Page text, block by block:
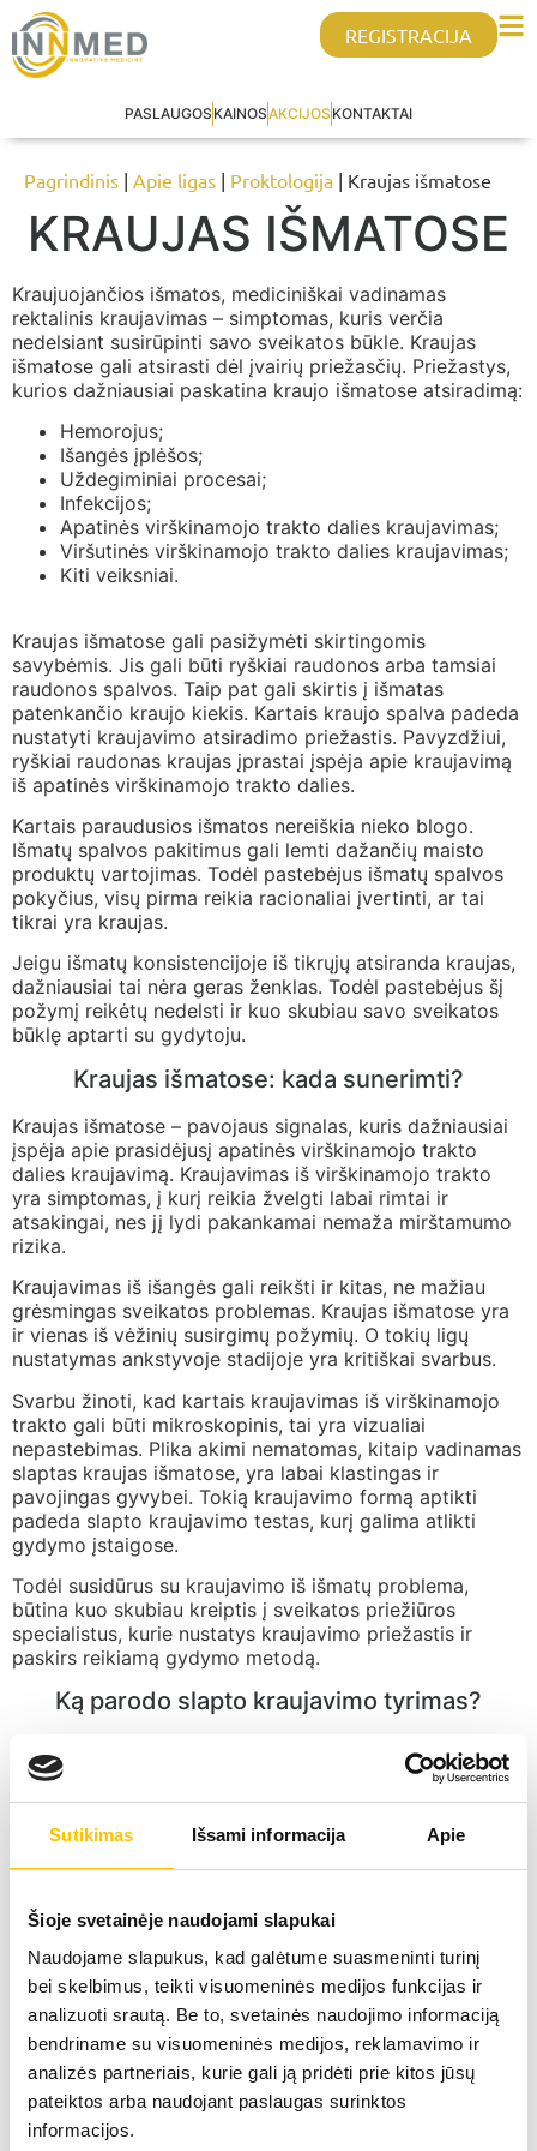
Sutikimas Išsami informacija Apie
Šioje svetainėje naudojami slapukai
Naudojame slapukus, kad galėtume suasmeninti turinį
bei skelbimus, teikti visuomeninės medijos funkcijas ir
analizuoti srautą. Be to, svetainės naudojimo informaciją
bendriname su visuomeninės medijos, reklamavimo ir
analizės partneriais, kurie gali ją pridėti prie kitos jūsų
pateiktos arba naudojant paslaugas surinktos
informacijos.
REGISTRACIJA
PASLAUGOS KAINOSAKCIJOS KONTAKTAI
Pagrindinis | Apie ligas | Proktologija | Kraujas išmatose
KRAUJAS IŠMATOSE
Kraujuojančios išmatos, mediciniškai vadinamas
rektalinis kraujavimas – simptomas, kuris verčia
nedelsiant susirūpinti savo sveikatos būkle. Kraujas
išmatose gali atsirasti dėl įvairių priežasčių. Priežastys,
kurios dažniausiai paskatina kraujo išmatose atsiradimą:
Hemorojus;
Išangės įplėšos;
Uždegiminiai procesai;
Infekcijos;
Apatinės virškinamojo trakto dalies kraujavimas;
Viršutinės virškinamojo trakto dalies kraujavimas;
Kiti veiksniai.
Kraujas išmatose gali pasižymėti skirtingomis
savybėmis. Jis gali būti ryškiai raudonos arba tamsiai
raudonos spalvos. Taip pat gali skirtis į išmatas
patenkančio kraujo kiekis. Kartais kraujo spalva padeda
nustatyti kraujavimo atsiradimo priežastis. Pavyzdžiui,
ryškiai raudonas kraujas įprastai įspėja apie kraujavimą
iš apatinės virškinamojo trakto dalies.
Kartais paraudusios išmatos nereiškia nieko blogo.
Išmatų spalvos pakitimus gali lemti dažančių maisto
produktų vartojimas. Todėl pastebėjus išmatų spalvos
pokyčius, visų pirma reikia racionaliai įvertinti, ar tai
tikrai yra kraujas.
Jeigu išmatų konsistencijoje iš tikrųjų atsiranda kraujas,
dažniausiai tai nėra geras ženklas. Todėl pastebėjus šį
požymį reikėtų nedelsti ir kuo skubiau savo sveikatos
būklę aptarti su gydytoju.
Kraujas išmatose: kada sunerimti?
Kraujas išmatose – pavojaus signalas, kuris dažniausiai
įspėja apie prasidėjusį apatinės virškinamojo trakto
dalies kraujavimą. Kraujavimas iš virškinamojo trakto
yra simptomas, į kurį reikia žvelgti labai rimtai ir
atsakingai, nes jį lydi pakankamai nemaža mirštamumo
rizika.
Kraujavimas iš išangės gali reikšti ir kitas, ne mažiau
grėsmingas sveikatos problemas. Kraujas išmatose yra
ir vienas iš vėžinių susirgimų požymių. O tokių ligų
nustatymas ankstyvoje stadijoje yra kritiškai svarbus.
Svarbu žinoti, kad kartais kraujavimas iš virškinamojo
trakto gali būti mikroskopinis, tai yra vizualiai
nepastebimas. Plika akimi nematomas, kitaip vadinamas
slaptas kraujas išmatose, yra labai klastingas ir
pavojingas gyvybei. Tokią kraujavimo formą aptikti
padeda slapto kraujavimo testas, kurį galima atlikti
gydymo įstaigose.
Todėl susidūrus su kraujavimo iš išmatų problema,
būtina kuo skubiau kreiptis į sveikatos priežiūros
specialistus, kurie nustatys kraujavimo priežastis ir
paskirs reikiamą gydymo metodą.
Ką parodo slapto kraujavimo tyrimas?
Slapto kraujavimo testas yra tyrimas, kuris padeda
nustatyti, ar paciento išmatose nėra plika akimi
nematomo, slapto kraujo. Jis atliekamas su išmatų
žarnos vėžio diagnostikos tikslams. Šio tyrimo pagalba
galima nustatyti ankstyvoje stadijoje esančius vėžinius
tyrimas padeda nustatyti ir kito pobūdžio ligas,
tyrimo rezultatai patvirtina, kad tiriamuoju laikotarpiu
slaptas kraujavimas iš išmatų pacientui nebuvo
pasireiškęs. Tačiau gavus neigiamus tyrimo rezultatus,
visiškai atmesti kraujavimo iš virškinamojo trakto
tikimybės, negalima. Jeigu testas yra teigiamas,
pacientui dažniausiai atliekamas kitas tyrimas –
kolonoskopija. Šis tyrimas gydytojui padeda nustatyti
tikslią kraujavimo priežastį ir parinkti optimalų